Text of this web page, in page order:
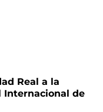
Real a la
Internacional de